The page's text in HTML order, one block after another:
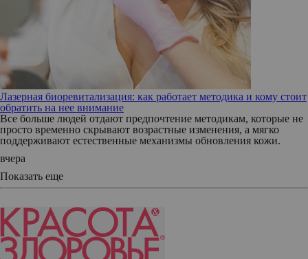
Лазерная биоревитализация: как работает методика и кому стоит
обратить на нее внимание
Все больше людей отдают предпочтение методикам, которые не
просто временно скрывают возрастные изменения, а мягко
поддерживают естественные механизмы обновления кожи.
вчера
Показать еще